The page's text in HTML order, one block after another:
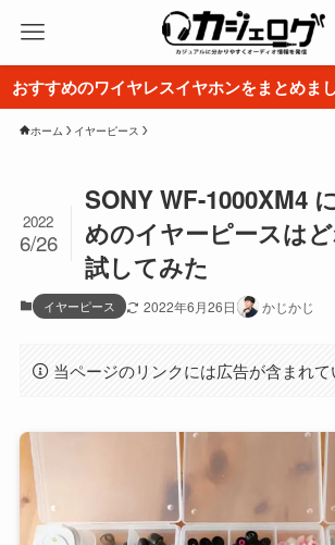
おすすめのワイヤレスイヤホンをまとめま
ホーム イヤーピース
SONY WF-1000XM4
めのイヤーピースは
試してみた
2022
6/26
イヤーピース 2022年6月26日 かじかじ
当ページのリンクには広告が含まれて